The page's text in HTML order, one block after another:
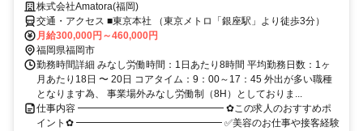
株式会社Amatora(福岡)
交通・アクセス ■東京本社 （東京メトロ「銀座駅」より徒歩3分）
月給300,000円～460,000円
福岡県福岡市
勤務時間詳細 みなし労働時間：1日あたり8時間 平均勤務日数：1ヶ
月あたり18日 〜 20日 コアタイム：9：00～17：45 外出が多い職種
となります為、 事業場外みなし労働制（8H）としておりま...
仕事内容 ━━━━━━━━━━━━━━━ ✿この求人のおすすめポ
イント✿ ━━━━━━━━━━━━━━━ ✅美容のお仕事や接客経験